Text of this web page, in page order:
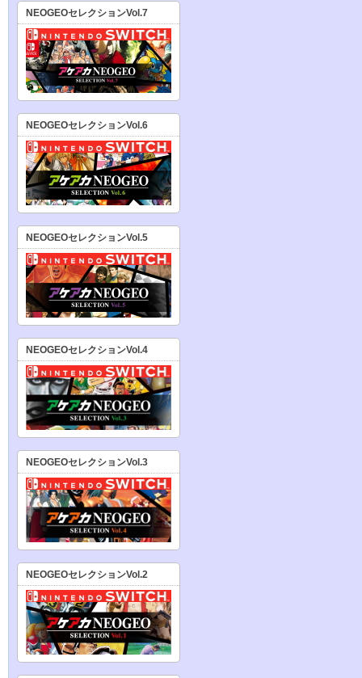
NEOGEOセレクションVol.7
NEOGEOセレクションVol.6
NEOGEOセレクションVol.5
NEOGEOセレクションVol.4
NEOGEOセレクションVol.3
NEOGEOセレクションVol.2